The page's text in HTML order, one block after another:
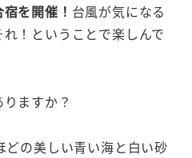
を開催！ 台風が気になる
！ということで楽しんで
ますか？
の美しい青い海と白い砂